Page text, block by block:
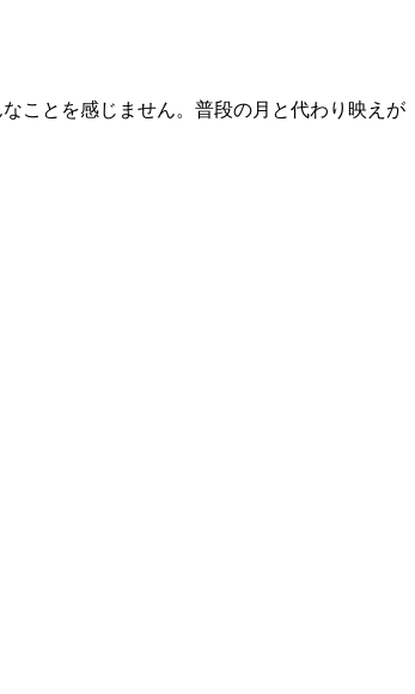
ことを感じません。普段の月と代わり映えが